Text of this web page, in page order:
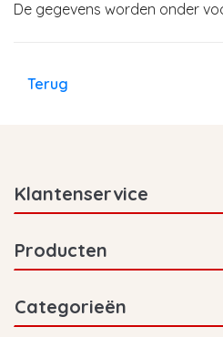
De gegevens worden onder
Terug
Klantenservice
Producten
Categorieën